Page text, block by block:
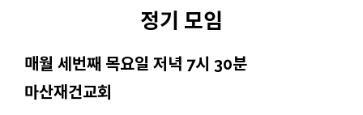
정기 모임
매월 세번째 목요일 저녁 7시 30분
마산재건교회